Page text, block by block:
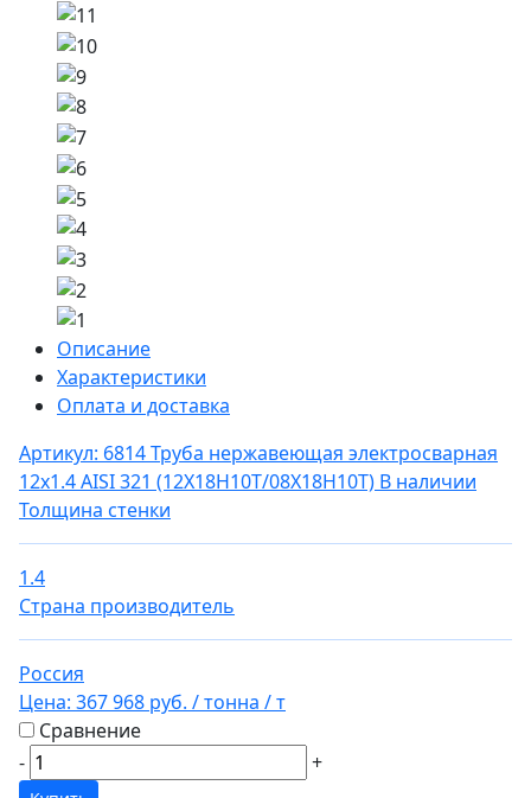
Описание
Характеристики
Оплата и доставка
Артикул: 6814Труба нержавеющая электросварная
12х1.4 AISI 321 (12Х18Н10Т/08Х18Н10Т) В наличии
Толщина стенки
1.4
Страна производитель
Россия
Цена: 367 968 руб. / тонна / т
Сравнение
-
+